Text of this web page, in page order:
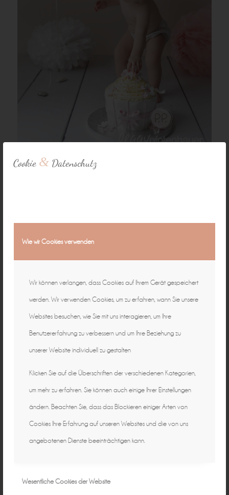
Cookie & Datenschutz
Wie wir Cookies verwenden
Wir können verlangen, dass Cookies auf Ihrem Gerät gespeichert
werden. Wir verwenden Cookies, um zu erfahren, wann Sie unsere
Websites besuchen, wie Sie mit uns interagieren, um Ihre
Benutzererfahrung zu verbessern und um Ihre Beziehung zu
unserer Website individuell zu gestalten
Klicken Sie auf die Überschriften der verschiedenen Kategorien,
um mehr zu erfahren. Sie können auch einige Ihrer Einstellungen
ändern. Beachten Sie, dass das Blockieren einiger Arten von
Cookies Ihre Erfahrung auf unseren Websites und die von uns
angebotenen Dienste beeinträchtigen kann.
Wesentliche Cookies der Website